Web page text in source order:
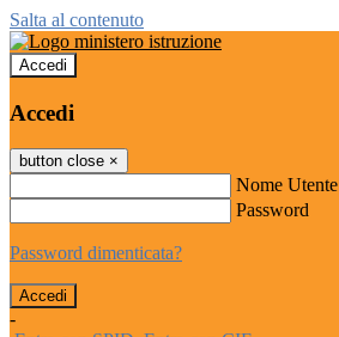
Salta al contenuto
Accedi
Accedi
button close ×
Nome Utente
Password
Password dimenticata?
-